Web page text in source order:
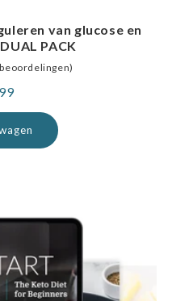
van glucose en
PACK